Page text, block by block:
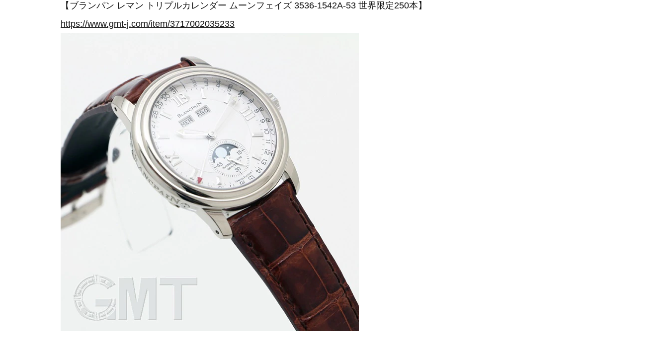
【ブランパン レマン トリプルカレンダー ムーンフェイズ 3536-1542A-53 世界限定250本】
https://www.gmt-j.com/item/3717002035233